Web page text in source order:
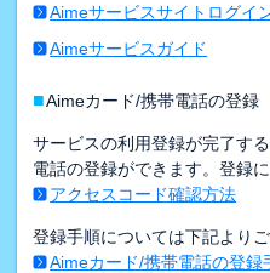
Aimeサービスサイトログイ
Aimeサービスガイド
■Aimeカード/携帯電話の登録
サービスの利用登録が完了す
電話の登録ができます。登録
アクセスコード確認方法
登録手順については下記よりご
Aimeカード/携帯電話の登録